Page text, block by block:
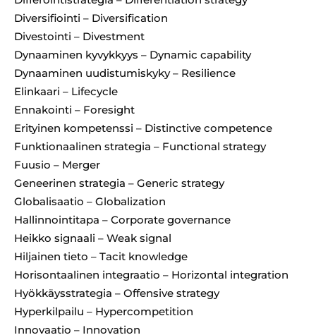
Diversifiointi – Diversification
Divestointi – Divestment
Dynaaminen kyvykkyys – Dynamic capability
Dynaaminen uudistumiskyky – Resilience
Elinkaari – Lifecycle
Ennakointi – Foresight
Erityinen kompetenssi – Distinctive competence
Funktionaalinen strategia – Functional strategy
Fuusio – Merger
Geneerinen strategia – Generic strategy
Globalisaatio – Globalization
Hallinnointitapa – Corporate governance
Heikko signaali – Weak signal
Hiljainen tieto – Tacit knowledge
Horisontaalinen integraatio – Horizontal integration
Hyökkäysstrategia – Offensive strategy
Hyperkilpailu – Hypercompetition
Innovaatio – Innovation